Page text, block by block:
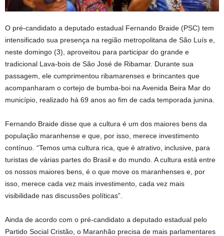
O pré-candidato a deputado estadual Fernando Braide (PSC) tem
intensificado sua presença na região metropolitana de São Luís e,
neste domingo (3), aproveitou para participar do grande e
tradicional Lava-bois de São José de Ribamar. Durante sua
passagem, ele cumprimentou ribamarenses e brincantes que
acompanharam o cortejo de bumba-boi na Avenida Beira Mar do
município, realizado há 69 anos ao fim de cada temporada junina.
Fernando Braide disse que a cultura é um dos maiores bens da
população maranhense e que, por isso, merece investimento
contínuo. “Temos uma cultura rica, que é atrativo, inclusive, para
turistas de várias partes do Brasil e do mundo. A cultura está entre
os nossos maiores bens, é o que move os maranhenses e, por
isso, merece cada vez mais investimento, cada vez mais
visibilidade nas discussões políticas”.
Ainda de acordo com o pré-candidato a deputado estadual pelo
Partido Social Cristão, o Maranhão precisa de mais parlamentares